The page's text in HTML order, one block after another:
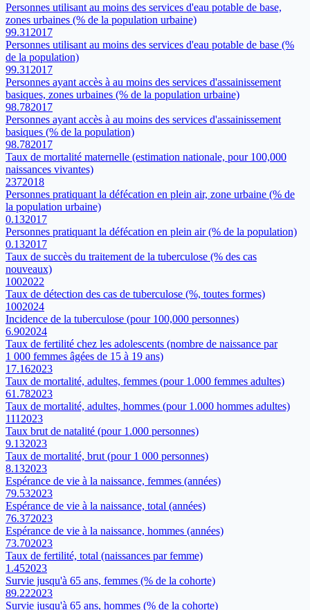
Personnes utilisant au moins des services d'eau potable de base,
zones urbaines (% de la population urbaine)
99.31 2017
Personnes utilisant au moins des services d'eau potable de base (%
de la population)
99.31 2017
Personnes ayant accès à au moins des services d'assainissement
basiques, zones urbaines (% de la population urbaine)
98.782017
Personnes ayant accès à au moins des services d'assainissement
basiques (% de la population)
98.782017
Taux de mortalité maternelle (estimation nationale, pour 100,000
naissances vivantes)
2372018
Personnes pratiquant la défécation en plein air, zone urbaine (% de
la population urbaine)
0.132017
Personnes pratiquant la défécation en plein air (% de la population)
0.132017
Taux de succès du traitement de la tuberculose (% des cas
nouveaux)
1002022
Taux de détection des cas de tuberculose (%, toutes formes)
1002024
Incidence de la tuberculose (pour 100,000 personnes)
6.902024
Taux de fertilité chez les adolescents (nombre de naissance par
1 000 femmes âgées de 15 à 19 ans)
17.162023
Taux de mortalité, adultes, femmes (pour 1.000 femmes adultes)
61.782023
Taux de mortalité, adultes, hommes (pour 1.000 hommes adultes)
111 2023
Taux brut de natalité (pour 1.000 personnes)
9.132023
Taux de mortalité, brut (pour 1 000 personnes)
8.132023
Espérance de vie à la naissance, femmes (années)
79.532023
Espérance de vie à la naissance, total (années)
76.372023
Espérance de vie à la naissance, hommes (années)
73.702023
Taux de fertilité, total (naissances par femme)
1.452023
Survie jusqu'à 65 ans, femmes (% de la cohorte)
89.222023
Survie jusqu'à 65 ans, hommes (% de la cohorte)